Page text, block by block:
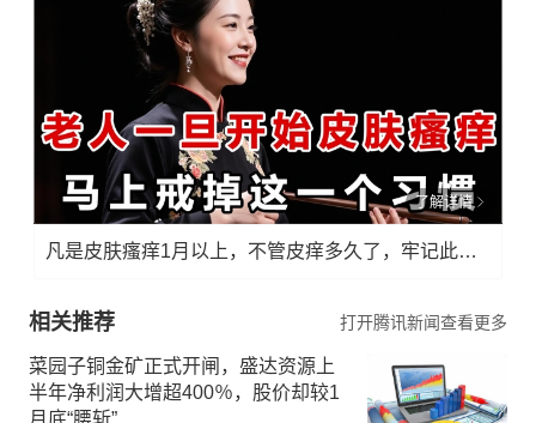
了解详情
凡是皮肤瘙痒1月以上，不管皮痒多久了，牢记此法，快！准！狠！
相关推荐 打开腾讯新闻查看更多
菜园子铜金矿正式开闸，盛达资源上
半年净利润大增超400％，股价却较1
月底“腰斩”